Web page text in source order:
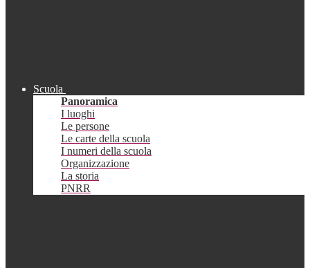
Scuola
Panoramica
I luoghi
Le persone
Le carte della scuola
I numeri della scuola
Organizzazione
La storia
PNRR